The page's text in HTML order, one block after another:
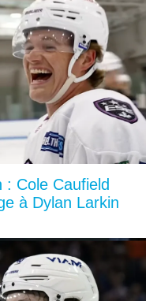
Cole Caufield
à Dylan Larkin